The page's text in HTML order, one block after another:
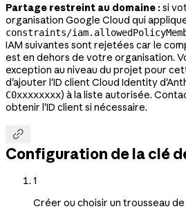
Partage restreint au domaine :si
organisation Google Cloud qui
constraints/
IAM suivantes sont rejetées car le
est en dehors de votre organisation.
exception au niveau du projet pour
d'ajouter l'ID client Cloud Identity
C0xxxxxxxx) à la liste autorisée.
obtenir l'ID client si nécessaire.

Configuration de la clé
1
Créer ou choisir un trousseau de